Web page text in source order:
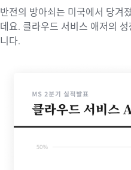
반전의 방아쇠는 미국에서 당겨
데요. 클라우드 서비스 애저의
니다.